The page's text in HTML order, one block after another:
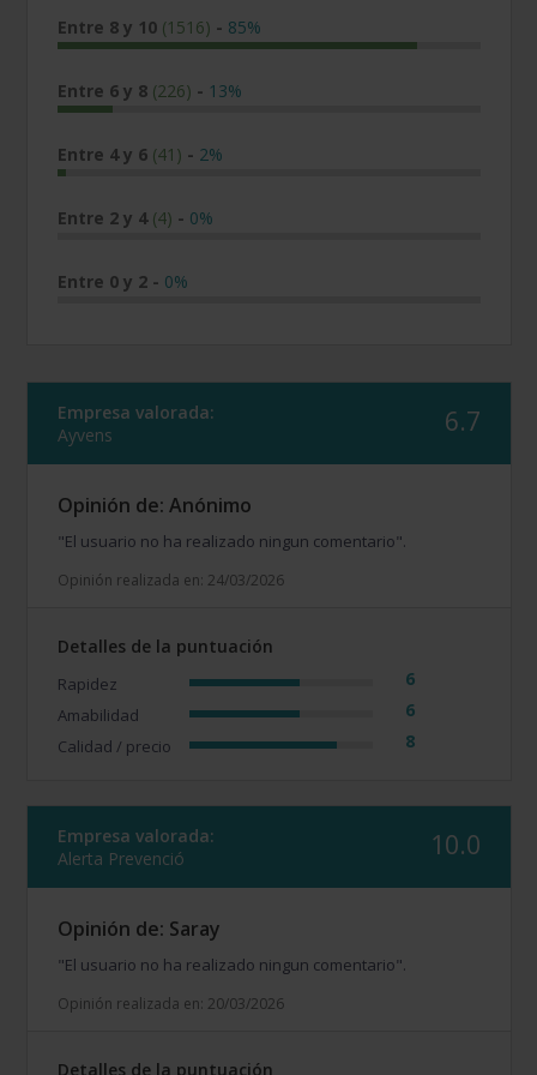
Entre 8 y 10 (1516) - 85%
Entre 6 y 8 (226) - 13%
Entre 4 y 6 (41) - 2%
Entre 2 y 4 (4) - 0%
Entre 0 y 2 - 0%
Empresa valorada:
Ayvens
6.7
Opinión de: Anónimo
"El usuario no ha realizado ningun comentario".
Opinión realizada en: 24/03/2026
Detalles de la puntuación
Rapidez 6
Amabilidad 6
Calidad / precio 8
Empresa valorada:
Alerta Prevenció
10.0
Opinión de: Saray
"El usuario no ha realizado ningun comentario".
Opinión realizada en: 20/03/2026
Detalles de la puntuación